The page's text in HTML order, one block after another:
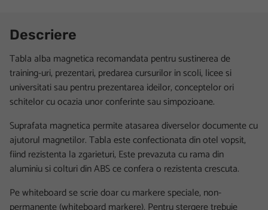
Descriere
Tabla alba magnetica recomandata pentru sustinerea de
training-uri, prezentari, predarea cursurilor in scoli, licee si
universitati sau pentru prezentarea ideilor, conceptelor ori
schitelor cu ocazia unor conferinte sau simpozioane.
Suprafata magnetica permite atasarea diverselor documente cu
ajutorul magnetilor. Tabla este confectionata din otel vopsit,
fiind rezistenta la zgarieturi, Este prevazuta cu rama din
aluminiu si colturi din ABS ce confera o rezistenta crescuta.
Pe whiteboard se scrie doar cu markere speciale, non-